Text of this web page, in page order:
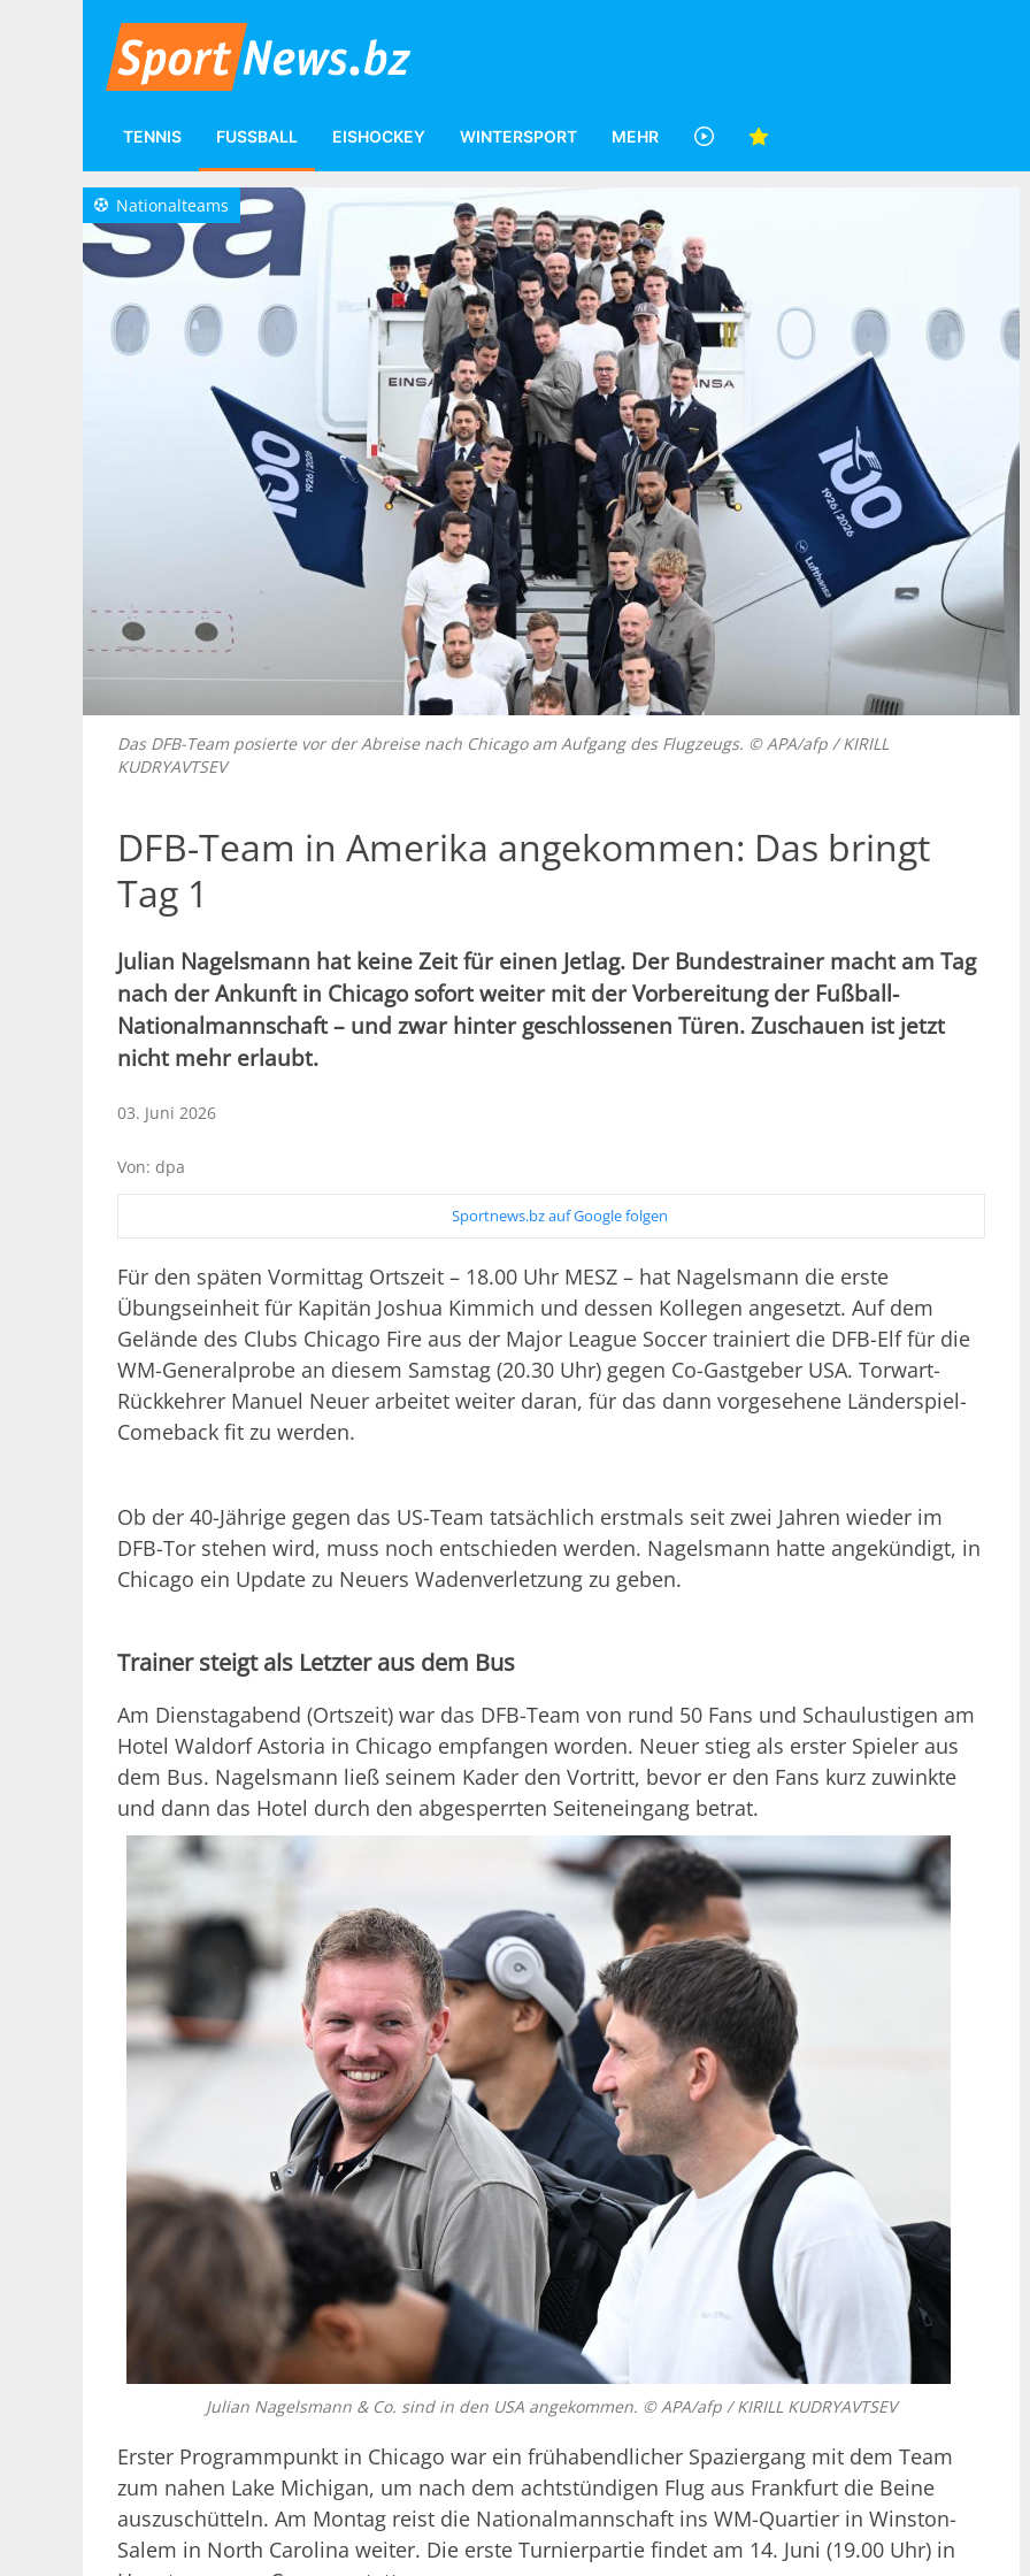
TENNIS FUSSBALL EISHOCKEY WINTERSPORT MEHR
a Nationalteams
Das DFB-Team posierte vor der Abreise nach Chicago am Aufgang des Flugzeugs. © APA/afp / KIRILL
KUDRYAVTSEV
DFB-Team in Amerika angekommen: Das bringt
Tag 1
Julian Nagelsmann hat keine Zeit für einen Jetlag. Der Bundestrainer macht am Tag
nach der Ankunft in Chicago sofort weiter mit der Vorbereitung der Fußball-
Nationalmannschaft – und zwar hinter geschlossenen Türen. Zuschauen ist jetzt
nicht mehr erlaubt.
03. Juni 2026
Von: dpa
Sportnews.bz auf Google folgen
Für den späten Vormittag Ortszeit – 18.00 Uhr MESZ – hat Nagelsmann die erste
Übungseinheit für Kapitän Joshua Kimmich und dessen Kollegen angesetzt. Auf dem
Gelände des Clubs Chicago Fire aus der Major League Soccer trainiert die DFB-Elf für die
WM-Generalprobe an diesem Samstag (20.30 Uhr) gegen Co-Gastgeber USA. Torwart-
Rückkehrer Manuel Neuer arbeitet weiter daran, für das dann vorgesehene Länderspiel-
Comeback fit zu werden.
Ob der 40-Jährige gegen das US-Team tatsächlich erstmals seit zwei Jahren wieder im
DFB-Tor stehen wird, muss noch entschieden werden. Nagelsmann hatte angekündigt, in
Chicago ein Update zu Neuers Wadenverletzung zu geben.
Trainer steigt als Letzter aus dem Bus
Am Dienstagabend (Ortszeit) war das DFB-Team von rund 50 Fans und Schaulustigen am
Hotel Waldorf Astoria in Chicago empfangen worden. Neuer stieg als erster Spieler aus
dem Bus. Nagelsmann ließ seinem Kader den Vortritt, bevor er den Fans kurz zuwinkte
und dann das Hotel durch den abgesperrten Seiteneingang betrat.
Julian Nagelsmann & Co. sind in den USA angekommen. © APA/afp / KIRILL KUDRYAVTSEV
Erster Programmpunkt in Chicago war ein frühabendlicher Spaziergang mit dem Team
zum nahen Lake Michigan, um nach dem achtstündigen Flug aus Frankfurt die Beine
auszuschütteln. Am Montag reist die Nationalmannschaft ins WM-Quartier in Winston-
Salem in North Carolina weiter. Die erste Turnierpartie findet am 14. Juni (19.00 Uhr) in